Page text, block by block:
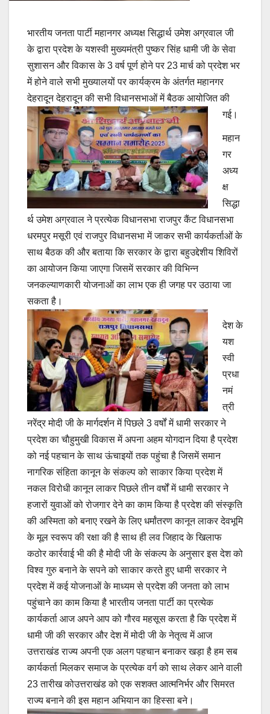
भारतीय जनता पार्टी महानगर अध्यक्ष सिद्धार्थ उमेश अग्रवाल जी
के द्वारा प्रदेश के यशस्वी मुख्यमंत्री पुष्कर सिंह धामी जी के सेवा
सुशासन और विकास के 3 वर्ष पूर्ण होने पर 23 मार्च को प्रदेश भर
में होने वाले सभी मुख्यालयों पर कार्यक्रम के अंतर्गत महानगर
देहरादून देहरादून की सभी विधानसभाओं में बैठक आयोजित की
गई।
महान
गर
अध्य
क्ष
सिद्धा
र्थ उमेश अग्रवाल ने प्रत्येक विधानसभा राजपुर कैंट विधानसभा
धरमपुर मसूरी एवं राजपुर विधानसभा में जाकर सभी कार्यकर्ताओं के
साथ बैठक की और बताया कि सरकार के द्वारा बहुउद्देशीय शिविरों
का आयोजन किया जाएगा जिसमें सरकार की विभिन्न
जनकल्याणकारी योजनाओं का लाभ एक ही जगह पर उठाया जा
सकता है।
देश के
यश
स्वी
प्रधा
नमं
त्री
नरेंद्र मोदी जी के मार्गदर्शन में पिछले 3 वर्षों में धामी सरकार ने
प्रदेश का चाैहुमुखी विकास में अपना अहम योगदान दिया है प्रदेश
को नई पहचान के साथ ऊंचाइयों तक पहुंचा है जिसमें समान
नागरिक संहिता कानून के संकल्प को साकार किया प्रदेश में
नकल विरोधी कानून लाकर पिछले तीन वर्षों में धामी सरकार ने
हजारों युवाओं को रोजगार देने का काम किया है प्रदेश की संस्कृति
की अस्मिता को बनाए रखने के लिए धर्मांतरण कानून लाकर देवभूमि
के मूल स्वरूप की रक्षा की है साथ ही लव जिहाद के खिलाफ
कठोर कार्रवाई भी की है मोदी जी के संकल्प के अनुसार इस देश को
विश्व गुरु बनाने के सपने को साकार करते हुए धामी सरकार ने
प्रदेश में कई योजनाओं के माध्यम से प्रदेश की जनता को लाभ
पहुंचाने का काम किया है भारतीय जनता पार्टी का प्रत्येक
कार्यकर्ता आज अपने आप को गौरव महसूस करता है कि प्रदेश में
धामी जी की सरकार और देश में मोदी जी के नेतृत्व में आज
उत्तराखंड राज्य अपनी एक अलग पहचान बनाकर खड़ा है हम सब
कार्यकर्ता मिलकर समाज के प्रत्येक वर्ग को साथ लेकर आने वाली
23 तारीख कोउत्तराखंड को एक सशक्त आत्मनिर्भर और सिमरत
राज्य बनाने की इस महान अभियान का हिस्सा बने।